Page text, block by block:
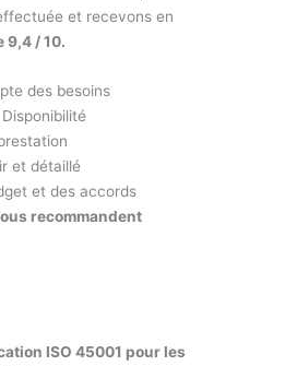
et recevons en
9,4 / 10.
des besoins
et détaillé
et des accords
recommandent
ISO 45001 pour les